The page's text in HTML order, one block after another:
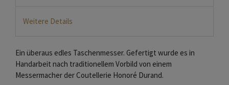
Weitere Details
Ein überaus edles Taschenmesser. Gefertigt wurde es in
Handarbeit nach traditionellem Vorbild von einem
Messermacher der Coutellerie Honoré Durand.